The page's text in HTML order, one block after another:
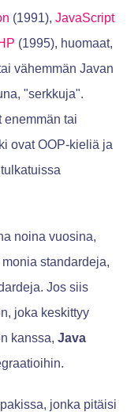
(1991), JavaScript
(1995), huomaat,
vähemmän Javan
"serkkuja".
enemmän tai
ovat OOP-kieliä ja
noina vuosina,
standardeja,
Jos siis
joka keskittyy
kanssa, Java
jonka pitäisi